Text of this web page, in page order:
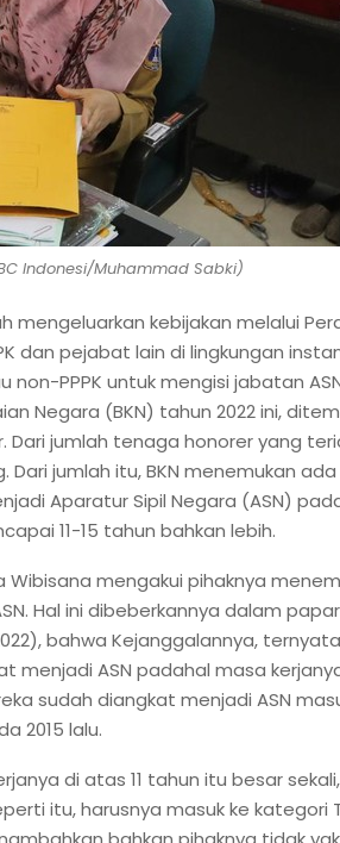
Indonesi/Muhammad Sabki)
mengeluarkan kebijakan melalui
dan pejabat lain di lingkungan
PPPK untuk mengisi jabatan
Negara (BKN) tahun 2022 ini,
jumlah tenaga honorer yang
jumlah itu, BKN menemukan
Aparatur Sipil Negara (ASN)
11-15 tahun bahkan lebih.
Wibisana mengakui pihaknya
Hal ini dibeberkannya dalam
bahwa Kejanggalannya,
ASN padahal masa kerjanya
sudah diangkat menjadi ASN
2015 lalu.
di atas 11 tahun itu besar
itu, harusnya masuk ke kategori